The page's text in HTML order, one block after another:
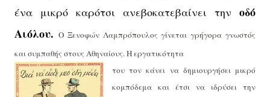
ένα μικρό καρότσι ανεβοκατεβαίνει την οδό
Αιόλου. Ο Ξενοφών Λαμπρόπουλος γίνεται γρήγορα γνωστός
και συμπαθής στους Αθηναίους. Η εργατικότητα
του τον κάνει να δημιουργήσει μικρό
κομπόδεμα και έτσι να ιδρύσει την